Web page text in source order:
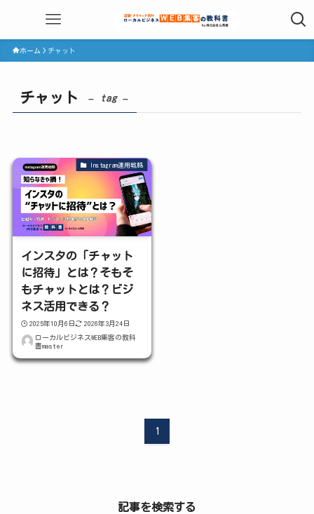
ホーム チャット
チャット – tag –
Instagram運用戦略
インスタの「チャット
に招待」とは？そもそ
もチャットとは？ビジ
ネス活用できる？
2025年10月6日
2026年3月24日
ローカルビジネスWEB集客の教科
書master
1
記事を検索する